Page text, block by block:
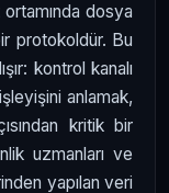
dosya
protokoldür. Bu
kontrol kanalı
anlamak,
kritik bir
uzmanları ve
yapılan veri